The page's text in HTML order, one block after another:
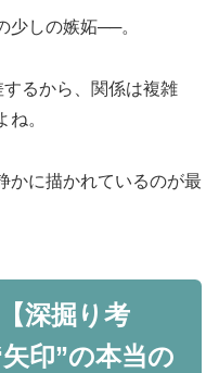
少しの嫉妬──。
るから、 関係は複雑
ね。
かに描かれているのが最
深掘り考
印”の本当の